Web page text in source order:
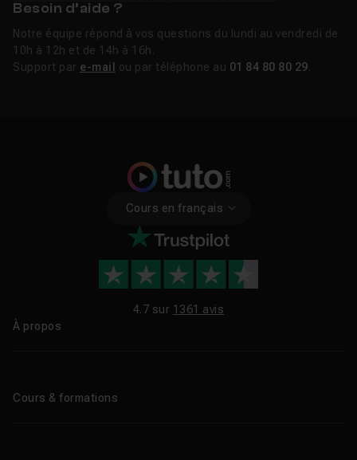
Besoin d’aide ?
Notre équipe répond à vos questions du lundi au vendredi de
10h à 12h et de 14h à 16h.
Support par e-mail ou par téléphone au 01 84 80 80 29
Cours en français
4.7 sur 1361 avis
À propos
Cours & formations